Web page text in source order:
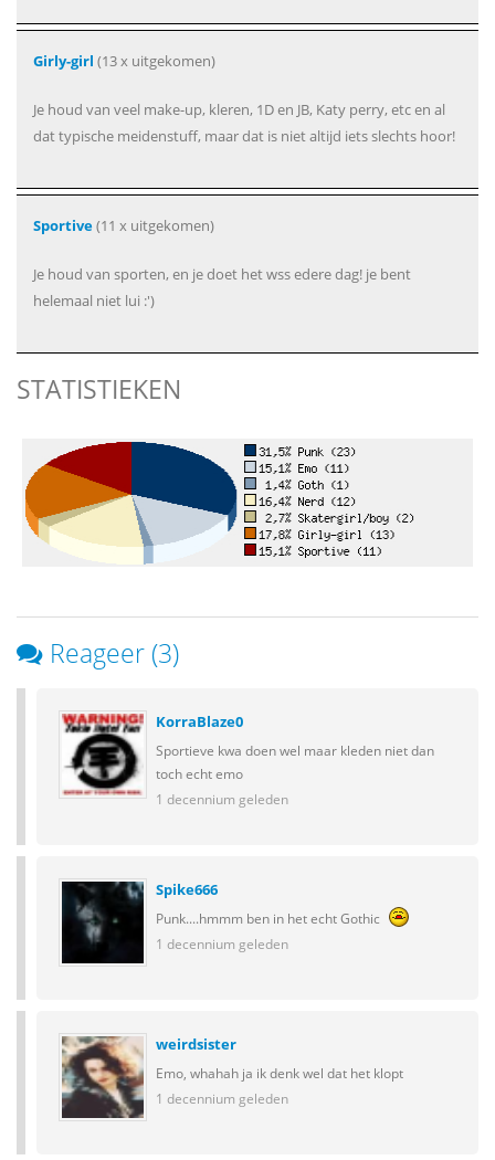
Girly-girl (13 x uitgekomen)
Je houd van veel make-up, kleren, 1D en JB, Katy perry, etc en al
dat typische meidenstuff, maar dat is niet altijd iets slechts hoor!
Sportive(11 x uitgekomen)
Je houd van sporten, en je doet het wss edere dag! je bent
helemaal niet lui :')
STATISTIEKEN
Reageer (3)
KorraBlaze0
Sportieve kwa doen wel maar kleden niet dan
toch echt emo
1 decennium geleden
Spike666
Punk....hmmm ben in het echt Gothic
1 decennium geleden
weirdsister
Emo, whahah ja ik denk wel dat het klopt
1 decennium geleden